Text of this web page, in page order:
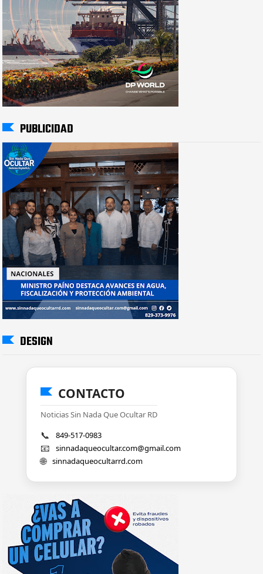
PUBLICIDAD
DESIGN
CONTACTO
Noticias Sin Nada Que Ocultar RD
📞 849-517-0983
📧 sinnadaqueocultar.com@gmail.com
🌐 sinnadaqueocultarrd.com